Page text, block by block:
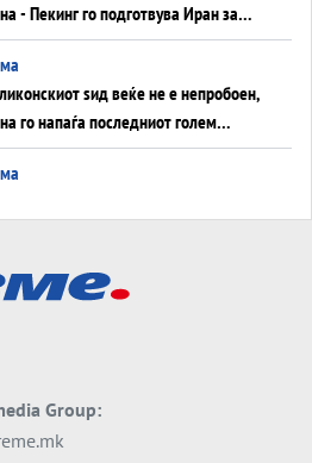
- Пекинг го подготвува Иран за
копнена инвазија
ѕид веќе не е непробоен,
го напаѓа последниот голем
на Западот?
ДОМИНО НА БЛИСКИОТ
Group: